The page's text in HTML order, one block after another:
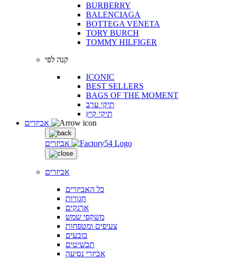
BURBERRY
BALENCIAGA
BOTTEGA VENETA
TORY BURCH
TOMMY HILFIGER
קנה לפי
ICONIC
BEST SELLERS
BAGS OF THE MOMENT
תיקי ערב
תיקי קיץ
אביזרים
אביזרים
כל האביזרים
חגורות
ארנקים
משקפי שמש
צעיפים ומטפחות
כובעים
תכשיטים
אביזרי נסיעה